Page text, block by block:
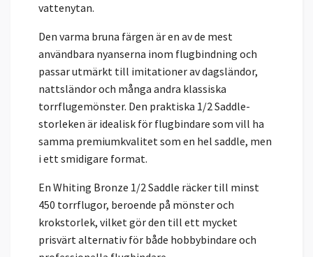
vattenytan.
Den varma bruna färgen är en av de mest
användbara nyanserna inom flugbindning och
passar utmärkt till imitationer av dagsländor,
nattsländor och många andra klassiska
torrflugemönster. Den praktiska 1/2 Saddle-
storleken är idealisk för flugbindare som vill ha
samma premiumkvalitet som en hel saddle, men
i ett smidigare format.
En Whiting Bronze 1/2 Saddle räcker till minst
450 torrflugor, beroende på mönster och
krokstorlek, vilket gör den till ett mycket
prisvärt alternativ för både hobbybindare och